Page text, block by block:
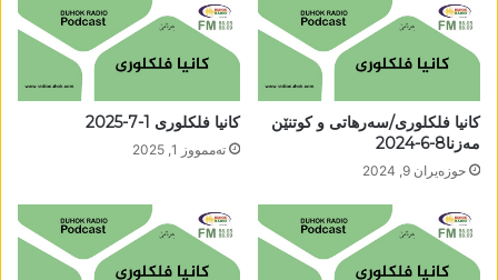
کانیا فلکلوری/سەرھاتی و کوتنێن
مەزنا8-6-2024
حوزه‌یران 9, 2024
کانیا فلکلوری 1-7-2025
تەممووز 1, 2025